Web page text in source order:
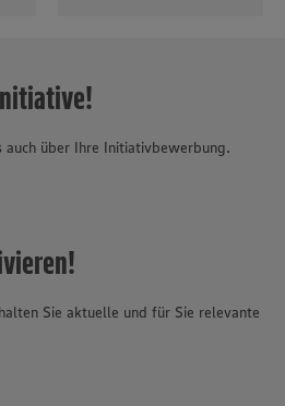
auch über Ihre Initiativbewerbung.
Sie aktuelle und für Sie relevante